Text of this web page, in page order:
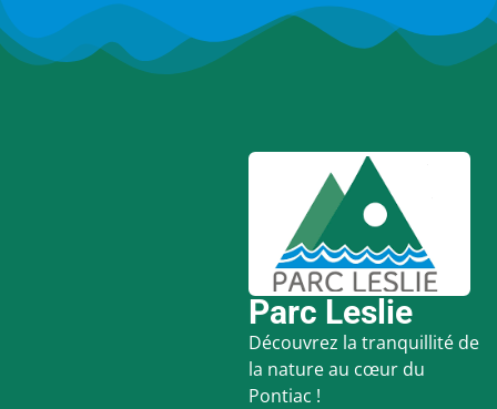
Parc Leslie
Découvrez la tranquillité de
la nature au cœur du
Pontiac !